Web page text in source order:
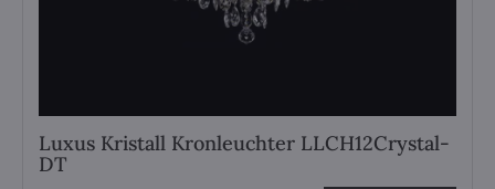
Luxus Kristall Kronleuchter LLCH12Crystal-
DT